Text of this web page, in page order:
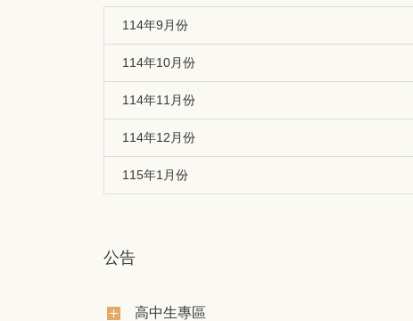
114年9月份
114年10月份
114年11月份
114年12月份
115年1月份
公告
高中生專區